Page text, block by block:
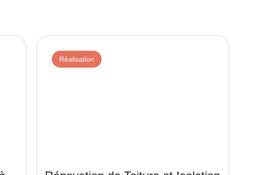
Réalisation